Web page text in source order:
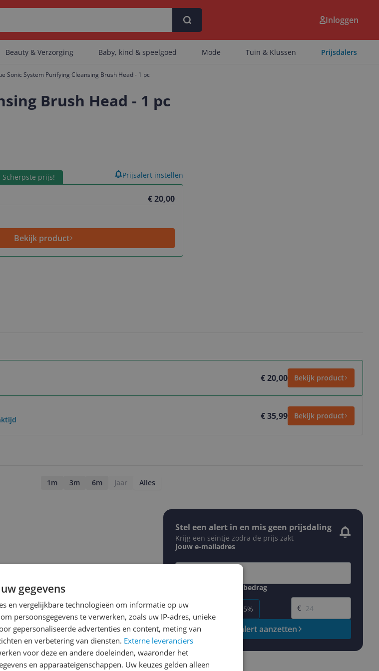
categorieën gevonden.
artikelen gevonden.
Inloggen
Beauty & Verzorging Baby, kind & speelgoed Mode Tuin & Klussen Prijsdalers
Sonic System Purifying Cleansing Brush Head - 1 pc
Brush Head - 1 pc
Scherpste prijs!
€ 20,00
Bekijk product
Prijsalert instellen
€ 20,00 Bekijk product
€ 35,99 Bekijk product
1m 3m 6m Jaar Alles
Stel een alert in en mis geen prijsdaling
Krijg een seintje zodra de prijs zakt
Jouw e-mailadres
Gewenste daling of bedrag
-5% -15%
Gewenste prijs
€
Prijsalert aanzetten
gegevens
en vergelijkbare technologieën om informatie op uw
persoonsgegevens te verwerken, zoals uw IP-adres, unieke
gepersonaliseerde advertenties en content, meting van
en verbetering van diensten. Externe leveranciers
voor deze en andere doeleinden, waaronder het
en apparaateigenschappen. Uw keuzes gelden alleen